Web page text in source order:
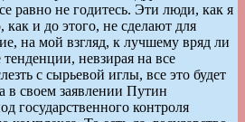
равно не годитесь. Эти люди, как я
и до этого, не сделают для
на мой взгляд, к лучшему вряд ли
невзирая на все
с сырьевой иглы, все это будет
в своем заявлении Путин
государственного контроля